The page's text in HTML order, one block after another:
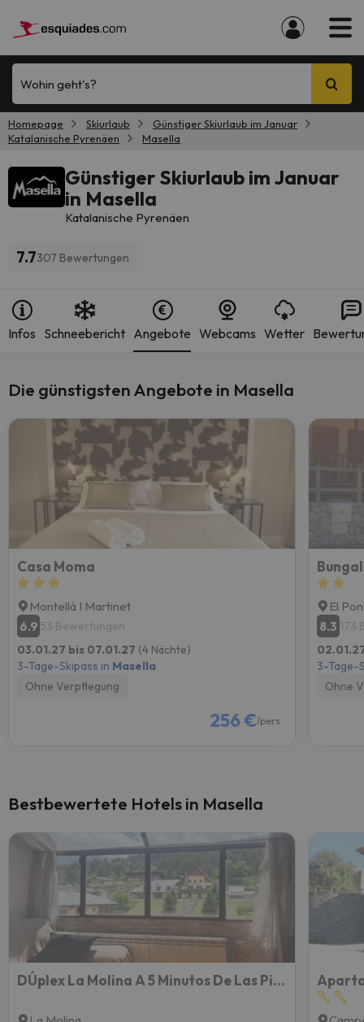
Wohin geht's?
Homepage Skiurlaub
Günstiger Skiurlaub im Januar
Katalanische Pyrenäen
Masella
Günstiger Skiurlaub im Januar
in Masella
Katalanische Pyrenäen
7.7307 Bewertungen
Infos Schneebericht Angebote Webcams Wetter
Die günstigsten Angebote in Masella
Casa Moma
Montellà I Martinet
6.9 53 Bewertungen
03.01.27 bis 07.01.27 (4 Nächte)
3-Tage-Skipass in Masella
Ohne Verpflegung
256 €/pers.
El
8.3 173
3-Tage-
Ohne
Bestbewertete Hotels in Masella
DÚplex La Molina A 5 Minutos De Las Pistas De Esquí